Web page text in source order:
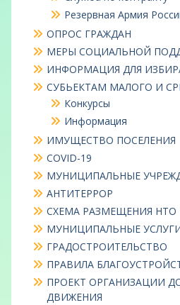
Резервная Армия
ОПРОС ГРАЖДАН
МЕРЫ СОЦИАЛЬНОЙ
ИНФОРМАЦИЯ ДЛЯ
СУБЬЕКТАМ МАЛОГО И
Конкурсы
Информация
ИМУЩЕСТВО ПОСЕЛЕНИЯ
COVID-19
МУНИЦИПАЛЬНЫЕ
АНТИТЕРРОР
СХЕМА РАЗМЕЩЕНИЯ НТО
МУНИЦИПАЛЬНЫЕ
ГРАДОСТРОИТЕЛЬСТВО
ПРАВИЛА
ПРОЕКТ ОРГАНИЗАЦИИ
ДВИЖЕНИЯ